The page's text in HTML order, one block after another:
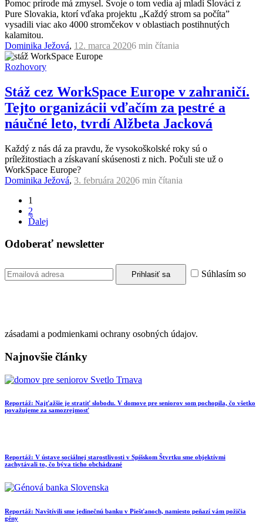
Pomoc prírode má zmysel. Svoje o tom vedia aj mladí Slováci z
Pure Slovakia, ktorí vďaka projektu „Každý strom sa počíta”
vysadili viac ako 4000 stromčekov v oblastiach postihnutých
kalamitou.
Dominika Ježová, 12. marca 20206 min čítania
Rozhovory
Stáž cez WorkSpace Europe v zahraničí.
Tejto organizácii vďačím za pestré a
náučné leto, tvrdí Alžbeta Jacková
Každý z nás dá za pravdu, že vysokoškolské roky sú o
príležitostiach a získavaní skúsenosti z nich. Počuli ste už o
WorkSpace Europe?
Dominika Ježová, 3. februára 20206 min čítania
1
2
Ďalej
Odoberať newsletter
Súhlasím so
zásadami a podmienkami ochrany osobných údajov.
Najnovšie články
Reportáž: Najťažšie je stratiť slobodu. V domove pre seniorov som pochopila, čo všetko
považujeme za samozrejmosť
Reportáž: V ústave sociálnej starostlivosti v Spišskom Štvrtku sme objektívmi
zachytávali to, čo býva ticho obchádzané
Reportáž: Navštívili sme jedinečnú banku v Piešťanoch, namiesto peňazí vám požičia
gény